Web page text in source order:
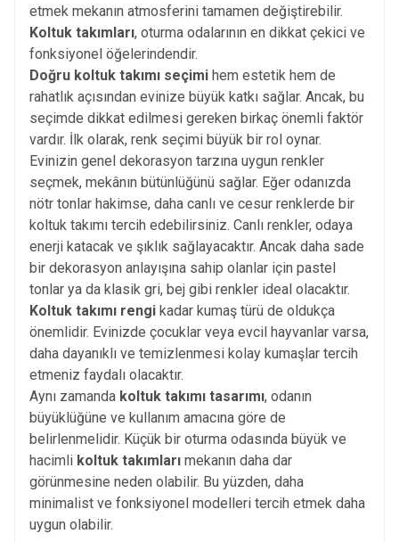
etmek mekanın atmosferini tamamen değiştirebilir.
Koltuk takımları, oturma odalarının en dikkat çekici ve
fonksiyonel öğelerindendir.
Doğru koltuk takımı seçimi hem estetik hem de
rahatlık açısından evinize büyük katkı sağlar. Ancak, bu
seçimde dikkat edilmesi gereken birkaç önemli faktör
vardır. İlk olarak, renk seçimi büyük bir rol oynar.
Evinizin genel dekorasyon tarzına uygun renkler
seçmek, mekânın bütünlüğünü sağlar. Eğer odanızda
nötr tonlar hakimse, daha canlı ve cesur renklerde bir
koltuk takımı tercih edebilirsiniz. Canlı renkler, odaya
enerji katacak ve şıklık sağlayacaktır. Ancak daha sade
bir dekorasyon anlayışına sahip olanlar için pastel
tonlar ya da klasik gri, bej gibi renkler ideal olacaktır.
Koltuk takımı rengi kadar kumaş türü de oldukça
önemlidir. Evinizde çocuklar veya evcil hayvanlar varsa,
daha dayanıklı ve temizlenmesi kolay kumaşlar tercih
etmeniz faydalı olacaktır.
Aynı zamanda koltuk takımı tasarımı, odanın
büyüklüğüne ve kullanım amacına göre de
belirlenmelidir. Küçük bir oturma odasında büyük ve
hacimli koltuk takımları mekanın daha dar
görünmesine neden olabilir. Bu yüzden, daha
minimalist ve fonksiyonel modelleri tercih etmek daha
uygun olabilir.